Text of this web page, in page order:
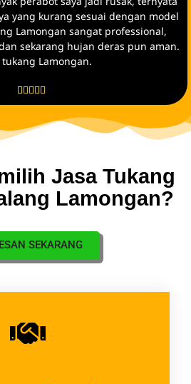
SEKARANG
Atap & Talang